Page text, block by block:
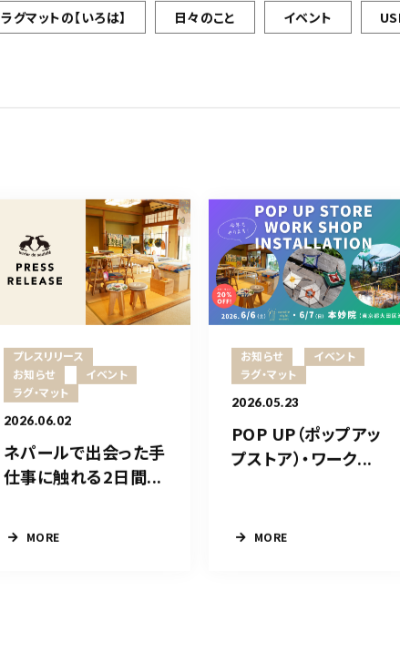
ラグマットの【いろは】 日々のこと イベント
プレスリリース
お知らせ
イベント
ラグ・マット
2026.06.02
ネパールで出会った手
仕事に触れる2日間...
MORE
お知らせ
イベント
ラグ・マット
2026.05.23
POP UP（ポップアッ
プストア）・ワーク...
MORE